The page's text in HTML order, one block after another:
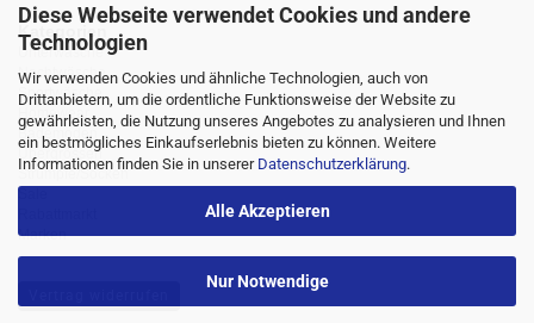
Diese Webseite verwendet Cookies und andere
Technologien
Wir verwenden Cookies und ähnliche Technologien, auch von
Drittanbietern, um die ordentliche Funktionsweise der Website zu
gewährleisten, die Nutzung unseres Angebotes zu analysieren und Ihnen
ein bestmögliches Einkaufserlebnis bieten zu können. Weitere
Informationen finden Sie in unserer Datenschutzerklärung.
Alle Akzeptieren
Nur Notwendige
Kategorien
Unterwäsche
Nachtwäsche
Sportwäsche
Homewear
Bademoden
Übergrössen
Strümpfe/Socken
Marken